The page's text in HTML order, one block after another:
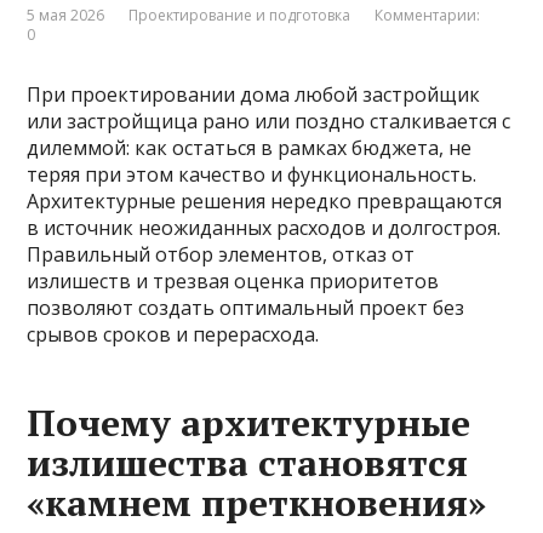
5 мая 2026 Проектирование и подготовка
Комментарии:
0
При проектировании дома любой застройщик
или застройщица рано или поздно сталкивается с
дилеммой: как остаться в рамках бюджета, не
теряя при этом качество и функциональность.
Архитектурные решения нередко превращаются
в источник неожиданных расходов и долгостроя.
Правильный отбор элементов, отказ от
излишеств и трезвая оценка приоритетов
позволяют создать оптимальный проект без
срывов сроков и перерасхода.
Почему архитектурные
излишества становятся
«камнем преткновения»